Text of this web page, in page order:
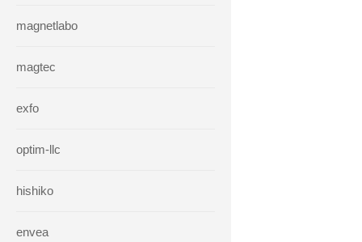
magnetlabo
magtec
exfo
optim-llc
hishiko
envea